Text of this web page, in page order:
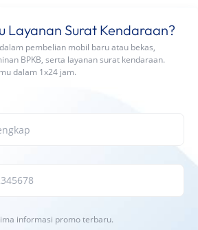
Layanan Surat Kendaraan?
pembelian mobil baru atau bekas,
BPKB, serta layanan surat kendaraan.
dalam 1x24 jam.
informasi promo terbaru.